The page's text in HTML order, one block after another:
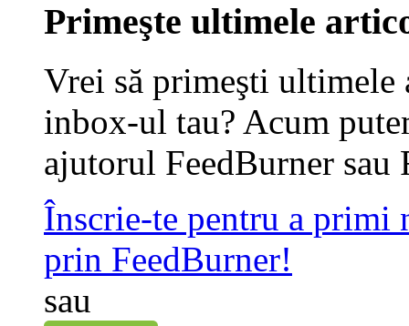
Primeşte ultimele
Vrei să primeşti
inbox-ul tau? Acum
ajutorul FeedBurner sau
Înscrie-te pentru a primi
prin FeedBurner!
sau